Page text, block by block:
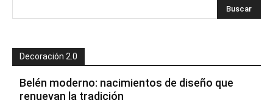
Decoración 2.0
Belén moderno: nacimientos de diseño que
renuevan la tradición